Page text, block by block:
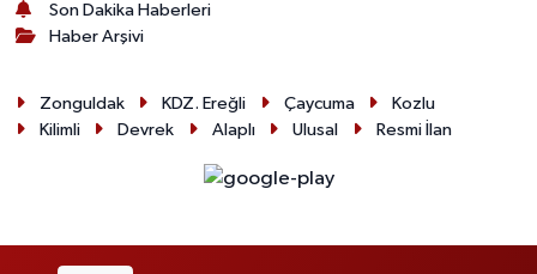
Son Dakika Haberleri
Haber Arşivi
Zonguldak KDZ. Ereğli Çaycuma
Kozlu
Kilimli
Devrek Alaplı Ulusal Resmi İlan